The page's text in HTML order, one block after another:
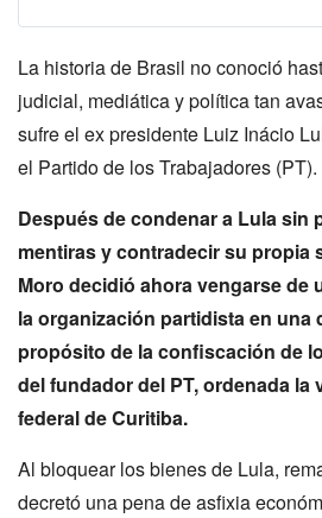
La historia de Brasil no conoció
judicial, mediática y política tan
sufre el ex presidente Luiz Inácio
el Partido de los Trabajadores (PT).
Después de condenar a Lula sin
mentiras y contradecir su propia
Moro decidió ahora vengarse de
la organización partidista en una
propósito de la confiscación de
del fundador del PT, ordenada la
federal de Curitiba.
Al bloquear los bienes de Lula,
decretó una pena de asfixia